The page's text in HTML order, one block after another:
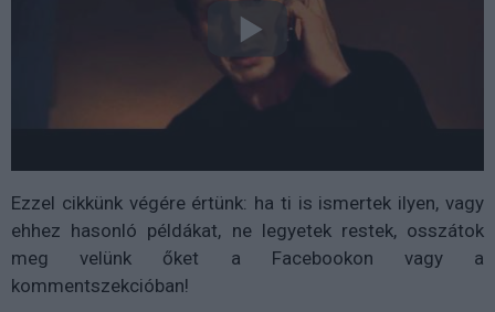
Ezzel cikkünk végére értünk: ha ti is ismertek ilyen, vagy
ehhez hasonló példákat, ne legyetek restek, osszátok
meg velünk őket a Facebookon vagy a
kommentszekcióban!